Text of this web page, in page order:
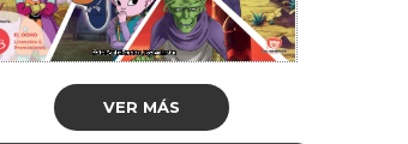
VER MÁS